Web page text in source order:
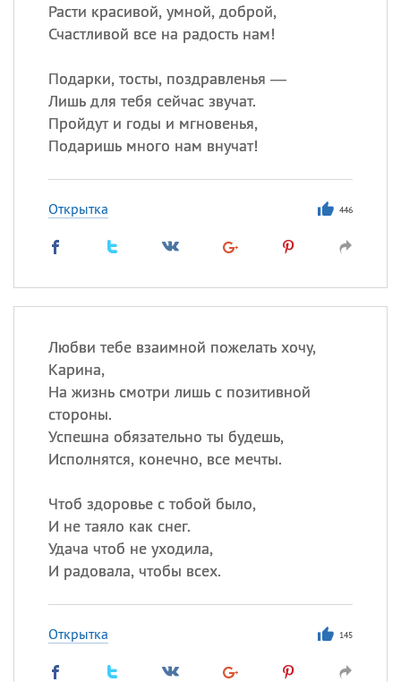
Расти красивой, умной, доброй,
Счастливой все на радость нам!
Подарки, тосты, поздравленья —
Лишь для тебя сейчас звучат.
Пройдут и годы и мгновенья,
Подаришь много нам внучат!
Открытка 446
Любви тебе взаимной пожелать хочу,
Карина,
На жизнь смотри лишь с позитивной
стороны.
Успешна обязательно ты будешь,
Исполнятся, конечно, все мечты.
Чтоб здоровье с тобой было,
И не таяло как снег.
Удача чтоб не уходила,
И радовала, чтобы всех.
Открытка 145